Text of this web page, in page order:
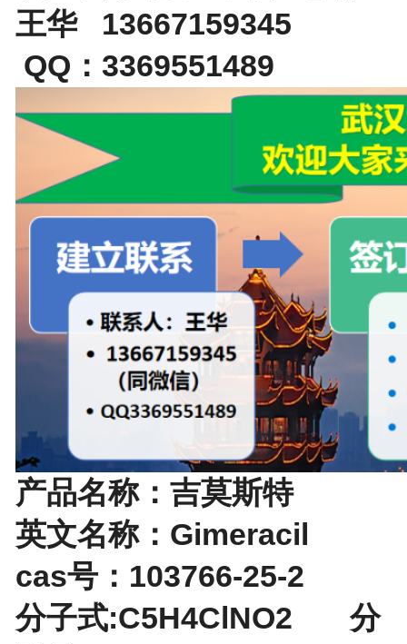
王华 13667159345
QQ：3369551489
产品名称：吉莫斯特
英文名称：Gimeracil
cas号：103766-25-2
分子式:C5H4ClNO2 分